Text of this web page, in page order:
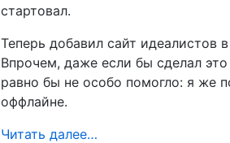
стартовал.
Теперь добавил сайт идеалистов
Впрочем, даже если бы сделал
равно бы не особо помогло: я же
оффлайне.
Читать далее…